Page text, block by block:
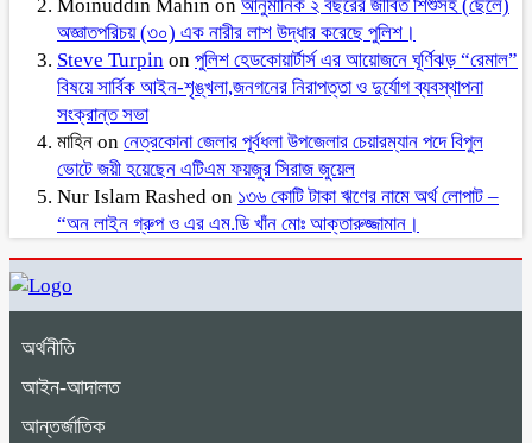
Moinuddin Mahin on আনুমানিক ২ বছরের জীবিত শিশুসহ (ছেলে)
অজ্ঞাতপরিচয় (৩০) এক নারীর লাশ উদ্ধার করেছে পুলিশ।
Steve Turpin on পুলিশ হেডকোয়ার্টার্স এর আয়োজনে ঘূর্ণিঝড় “রেমাল”
বিষয়ে সার্বিক আইন-শৃঙ্খলা,জনগনের নিরাপত্তা ও দুর্যোগ ব্যবস্থাপনা
সংক্রান্ত সভা
মাহিন on নেত্রকোনা জেলার পূর্বধলা উপজেলার চেয়ারম্যান পদে বিপুল
ভোটে জয়ী হয়েছেন এটিএম ফয়জুর সিরাজ জুয়েল
Nur Islam Rashed on ১৩৬ কোটি টাকা ঋণের নামে অর্থ লোপাট –
“অন লাইন গ্রুপ ও এর এম.ডি খাঁন মোঃ আক্তারুজ্জামান।
অর্থনীতি
আইন-আদালত
আন্তর্জাতিক